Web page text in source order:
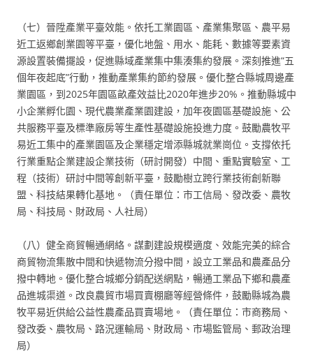
（七）晉陞產業平臺效能。依托工業園區、產業集聚區、農平易
近工返鄉創業園等平臺，優化地盤、用水、能耗、數據等要素資
源設置裝備擺設，促進縣域產業集中集湊集約發展。深刻推進“五
個年夜起底”行動，推動產業集約節約發展。優化整合縣城周邊產
業園區，到2025年園區畝產效益比2020年進步20%。推動縣城中
小企業孵化園、現代農業產業園建設，加年夜園區基礎設施、公
共服務平臺及標準廠房等生產性基礎設施投進力度。鼓勵農牧平
易近工集中的產業園區及企業穩定增添縣城就業崗位。支撐依托
行業重點企業建設企業技術（研討開發）中間、重點實驗室、工
程（技術）研討中間等創新平臺，鼓勵樹立跨行業技術創新聯
盟、科技結果轉化基地。（責任單位：市工信局、發改委、農牧
局、科技局、財政局、人社局）
（八）健全商貿暢通網絡。謀劃建設規模適度、效能完美的綜合
商貿物流集散中間和快遞物流分撥中間，設立工業品和農產品分
撥中轉地。優化整合城鄉分銷配送網點，暢通工業品下鄉和農產
品進城渠道。改良農貿市場買賣棚廳等經營條件，鼓勵縣城為農
牧平易近供給公益性農產品買賣場地。（責任單位：市商務局、
發改委、農牧局、路況運輸局、財政局、市場監管局、郵政治理
局）